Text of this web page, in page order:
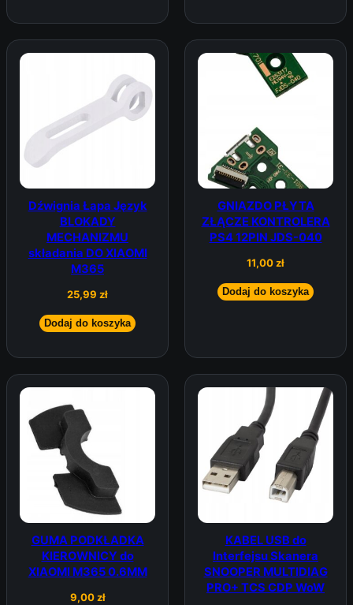
Dźwignia Łapa Język
BLOKADY
MECHANIZMU
składania DO XIAOMI
M365
25,99 zł
Dodaj do koszyka
GNIAZDO PŁYTA
ZŁĄCZE KONTROLERA
PS4 12PIN JDS-040
11,00zł
Dodaj do koszyka
GUMA PODKŁADKA
KIEROWNICY do
XIAOMI M365 0.6MM
9,00zł
KABEL USB do
Interfejsu Skanera
SNOOPER MULTIDIAG
PRO+ TCS CDP WoW